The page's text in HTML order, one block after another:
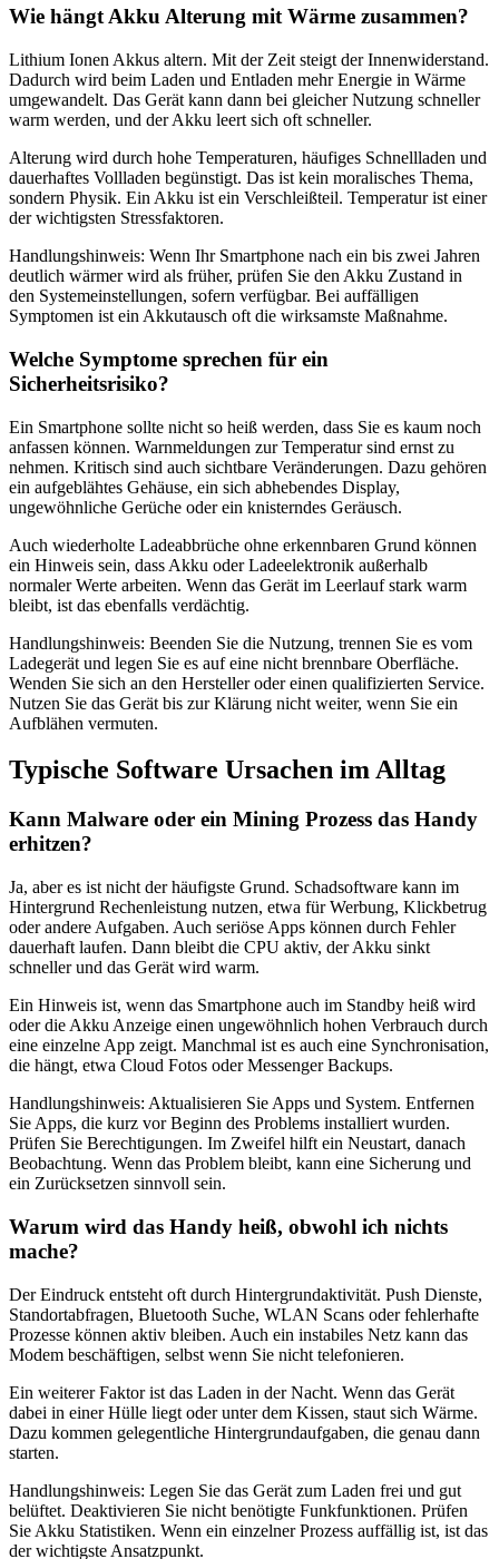
Wie hängt Akku Alterung mit Wärme zusammen?
Lithium Ionen Akkus altern. Mit der Zeit steigt der Innenwiderstand.
Dadurch wird beim Laden und Entladen mehr Energie in Wärme
umgewandelt. Das Gerät kann dann bei gleicher Nutzung schneller
warm werden, und der Akku leert sich oft schneller.
Alterung wird durch hohe Temperaturen, häufiges Schnellladen und
dauerhaftes Vollladen begünstigt. Das ist kein moralisches Thema,
sondern Physik. Ein Akku ist ein Verschleißteil. Temperatur ist einer
der wichtigsten Stressfaktoren.
Handlungshinweis: Wenn Ihr Smartphone nach ein bis zwei Jahren
deutlich wärmer wird als früher, prüfen Sie den Akku Zustand in
den Systemeinstellungen, sofern verfügbar. Bei auffälligen
Symptomen ist ein Akkutausch oft die wirksamste Maßnahme.
Welche Symptome sprechen für ein
Sicherheitsrisiko?
Ein Smartphone sollte nicht so heiß werden, dass Sie es kaum noch
anfassen können. Warnmeldungen zur Temperatur sind ernst zu
nehmen. Kritisch sind auch sichtbare Veränderungen. Dazu gehören
ein aufgeblähtes Gehäuse, ein sich abhebendes Display,
ungewöhnliche Gerüche oder ein knisterndes Geräusch.
Auch wiederholte Ladeabbrüche ohne erkennbaren Grund können
ein Hinweis sein, dass Akku oder Ladeelektronik außerhalb
normaler Werte arbeiten. Wenn das Gerät im Leerlauf stark warm
bleibt, ist das ebenfalls verdächtig.
Handlungshinweis: Beenden Sie die Nutzung, trennen Sie es vom
Ladegerät und legen Sie es auf eine nicht brennbare Oberfläche.
Wenden Sie sich an den Hersteller oder einen qualifizierten Service.
Nutzen Sie das Gerät bis zur Klärung nicht weiter, wenn Sie ein
Aufblähen vermuten.
Typische Software Ursachen im Alltag
Kann Malware oder ein Mining Prozess das Handy
erhitzen?
Ja, aber es ist nicht der häufigste Grund. Schadsoftware kann im
Hintergrund Rechenleistung nutzen, etwa für Werbung, Klickbetrug
oder andere Aufgaben. Auch seriöse Apps können durch Fehler
dauerhaft laufen. Dann bleibt die CPU aktiv, der Akku sinkt
schneller und das Gerät wird warm.
Ein Hinweis ist, wenn das Smartphone auch im Standby heiß wird
oder die Akku Anzeige einen ungewöhnlich hohen Verbrauch durch
eine einzelne App zeigt. Manchmal ist es auch eine Synchronisation,
die hängt, etwa Cloud Fotos oder Messenger Backups.
Handlungshinweis: Aktualisieren Sie Apps und System. Entfernen
Sie Apps, die kurz vor Beginn des Problems installiert wurden.
Prüfen Sie Berechtigungen. Im Zweifel hilft ein Neustart, danach
Beobachtung. Wenn das Problem bleibt, kann eine Sicherung und
ein Zurücksetzen sinnvoll sein.
Warum wird das Handy heiß, obwohl ich nichts
mache?
Der Eindruck entsteht oft durch Hintergrundaktivität. Push Dienste,
Standortabfragen, Bluetooth Suche, WLAN Scans oder fehlerhafte
Prozesse können aktiv bleiben. Auch ein instabiles Netz kann das
Modem beschäftigen, selbst wenn Sie nicht telefonieren.
Ein weiterer Faktor ist das Laden in der Nacht. Wenn das Gerät
dabei in einer Hülle liegt oder unter dem Kissen, staut sich Wärme.
Dazu kommen gelegentliche Hintergrundaufgaben, die genau dann
starten.
Handlungshinweis: Legen Sie das Gerät zum Laden frei und gut
belüftet. Deaktivieren Sie nicht benötigte Funkfunktionen. Prüfen
Sie Akku Statistiken. Wenn ein einzelner Prozess auffällig ist, ist das
der wichtigste Ansatzpunkt.